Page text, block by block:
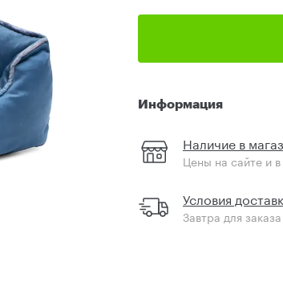
Информация
Наличие в
Цены на сайте и в
Условия
Завтра для